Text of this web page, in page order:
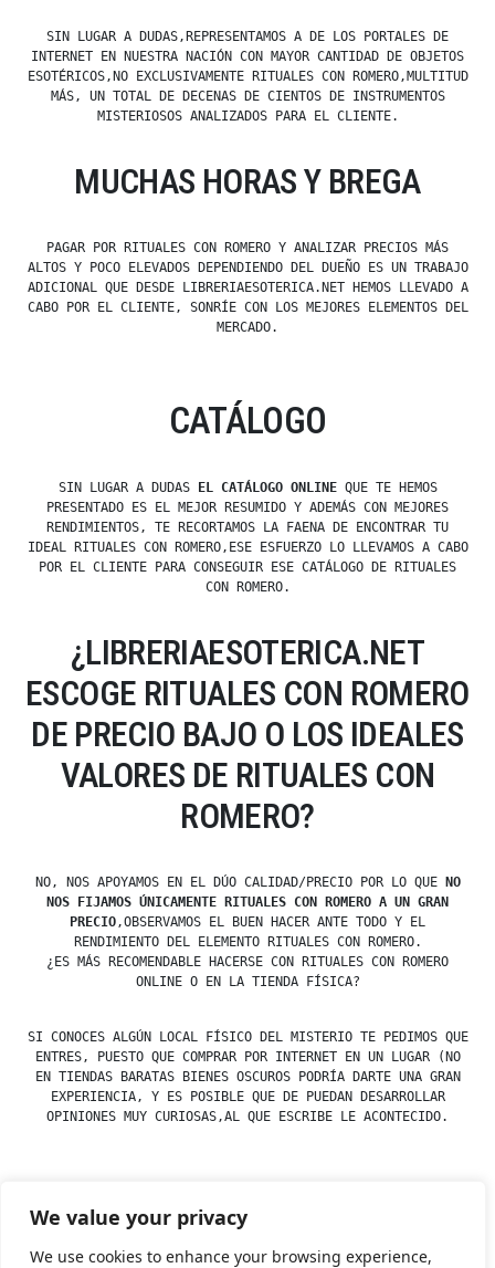
We value your privacy
We use cookies to enhance your browsing experience,
SIN LUGAR A DUDAS,REPRESENTAMOS A DE LOS PORTALES DE
INTERNET EN NUESTRA NACIÓN CON MAYOR CANTIDAD DE OBJETOS
ESOTÉRICOS,NO EXCLUSIVAMENTE RITUALES CON ROMERO,MULTITUD
MÁS, UN TOTAL DE DECENAS DE CIENTOS DE INSTRUMENTOS
MISTERIOSOS ANALIZADOS PARA EL CLIENTE.
MUCHAS HORAS Y BREGA
PAGAR POR RITUALES CON ROMERO Y ANALIZAR PRECIOS MÁS
ALTOS Y POCO ELEVADOS DEPENDIENDO DEL DUEÑO ES UN TRABAJO
ADICIONAL QUE DESDE LIBRERIAESOTERICA.NET HEMOS LLEVADO A
CABO POR EL CLIENTE, SONRÍE CON LOS MEJORES ELEMENTOS DEL
MERCADO.
CATÁLOGO
SIN LUGAR A DUDAS EL CATÁLOGO ONLINEQUE TE HEMOS
PRESENTADO ES EL MEJOR RESUMIDO Y ADEMÁS CON MEJORES
RENDIMIENTOS, TE RECORTAMOS LA FAENA DE ENCONTRAR TU
IDEAL RITUALES CON ROMERO,ESE ESFUERZO LO LLEVAMOS A CABO
POR EL CLIENTE PARA CONSEGUIR ESE CATÁLOGO DE RITUALES
CON ROMERO.
¿LIBRERIAESOTERICA.NET
ESCOGE RITUALES CON ROMERO
DE PRECIO BAJO O LOS IDEALES
VALORES DE RITUALES CON
ROMERO?
NO, NOS APOYAMOS EN EL DÚO CALIDAD/PRECIO POR LO QUE
NO
NOS FIJAMOS ÚNICAMENTE RITUALES CON ROMERO A UN GRAN
PRECIO,OBSERVAMOS EL BUEN HACER ANTE TODO Y EL
RENDIMIENTO DEL ELEMENTO RITUALES CON ROMERO.
¿ES MÁS RECOMENDABLE HACERSE CON RITUALES CON ROMERO
ONLINE O EN LA TIENDA FÍSICA?
SI CONOCES ALGÚN LOCAL FÍSICO DEL MISTERIO TE PEDIMOS QUE
ENTRES, PUESTO QUE COMPRAR POR INTERNET EN UN LUGAR (NO
EN TIENDAS BARATAS BIENES OSCUROS PODRÍA DARTE UNA GRAN
EXPERIENCIA, Y ES POSIBLE QUE DE PUEDAN DESARROLLAR
OPINIONES MUY CURIOSAS,AL QUE ESCRIBE LE ACONTECIDO.
Posted
esdfninj34 23 December, 2019